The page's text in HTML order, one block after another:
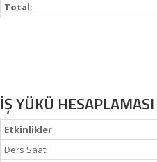
Total:
İŞ YÜKÜ HESAPLAMASI
Etkinlikler
Ders Saati